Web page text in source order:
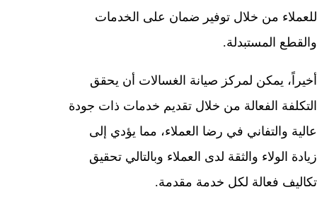
للعملاء من خلال توفير ضمان على الخدمات
والقطع المستبدلة.
أخيراً، يمكن لمركز صيانة الغسالات أن يحقق
التكلفة الفعالة من خلال تقديم خدمات ذات جودة
عالية والتفاني في رضا العملاء، مما يؤدي إلى
زيادة الولاء والثقة لدى العملاء وبالتالي تحقيق
تكاليف فعالة لكل خدمة مقدمة.